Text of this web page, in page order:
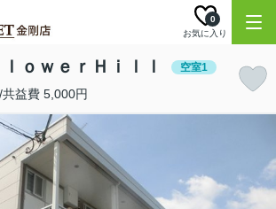
お気に入り
0
ｏｗｅｒＨｉｌｌ 空室1
益費 5,000円